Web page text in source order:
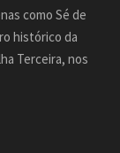
como Sé de
histórico da
Terceira, nos